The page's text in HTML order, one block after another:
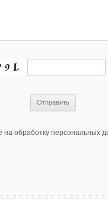
на обработку персональных